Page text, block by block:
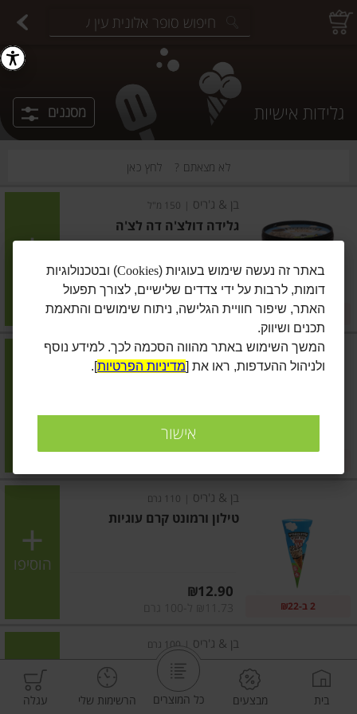
גלידות אישיות מסננים
לא מצאתם ? לחץ כאן
בן & ג'ריס 150 מ"ל
גלידה דולצ'ה דה לצ'ה
מחיר מחירון ₪12.90
₪8.60 ל-100 מ"ל 2 ב-₪22
הוסיפו
בן & ג'ריס | 80 מ"ל
גלידה וויצ' בצק עוגיות
₪13.90
הוסיפו
בן & ג'ריס 110 גרם
טילון ורמונט קרם עוגיות
₪12.90
2 ב-₪22
הוסיפו
בן & ג'ריס | 100 גרם
גלידת שמנת משובחת עם וניל
בצק עוגיות שוקולד צ'יפס
בית מבצעים כל המוצרים הרשימות שלי עגלה
באתר זה נעשה שימוש בעוגיות (Cookies) ובטכנולוגיות
דומות, לרבות על ידי צדדים שלישיים, לצורך תפעול
האתר, שיפור חוויית הגלישה, ניתוח שימושים והתאמת
תכנים ושיווק.
המשך השימוש באתר מהווה הסכמה לכך. למידע נוסף
ולניהול ההעדפות, ראו את [מדיניות הפרטיות].
אישור